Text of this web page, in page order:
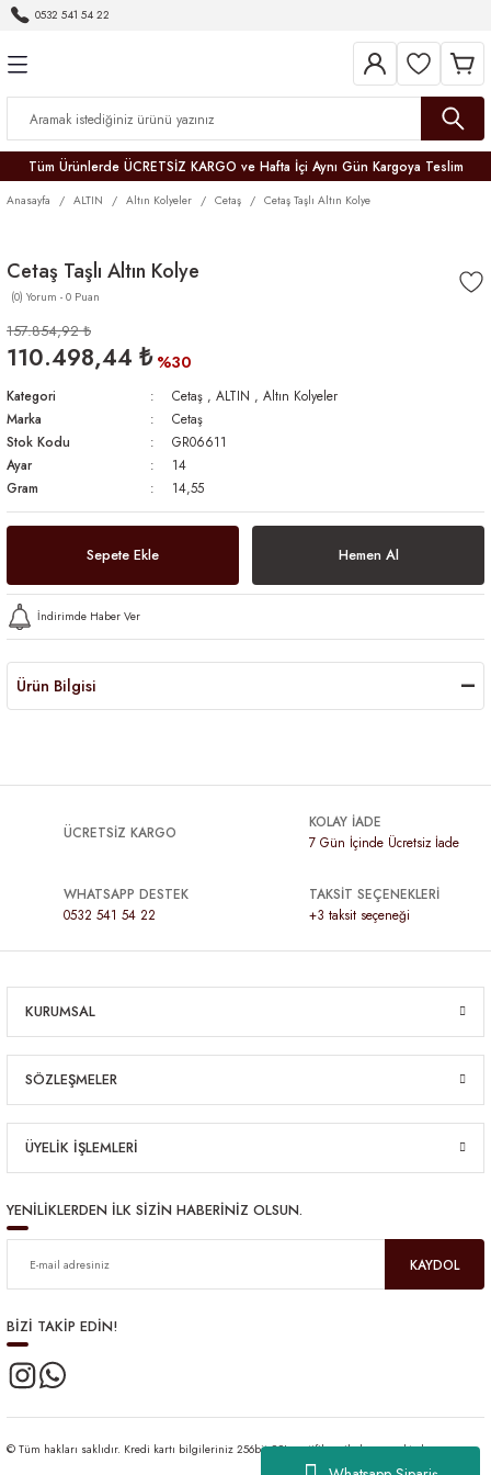
0532 541 54 22
Tüm Ürünlerde ÜCRETSİZ KARGO ve Hafta İçi Aynı Gün Kargoya Teslim
Anasayfa ALTIN Altın Kolyeler Cetaş Cetaş Taşlı Altın Kolye
Cetaş Taşlı Altın Kolye
(0) Yorum - 0 Puan
157.854,92 ₺
110.498,44 ₺ %30
Kategori Cetaş , ALTIN , Altın Kolyeler
Marka
Cetaş
Stok Kodu
GR06611
Ayar
14
Gram
14,55
Sepete Ekle Hemen Al
İndirimde Haber Ver
Ürün Bilgisi
ÜCRETSİZ KARGO
KOLAY İADE
7 Gün İçinde Ücretsiz İade
WHATSAPP DESTEK
0532 541 54 22
TAKSİT SEÇENEKLERİ
+3 taksit seçeneği
KURUMSAL
SÖZLEŞMELER
ÜYELİK İŞLEMLERİ
YENİLİKLERDEN İLK SİZİN HABERİNİZ OLSUN.
KAYDOL
BİZİ TAKİP EDİN!
© Tüm hakları saklıdır. Kredi kartı bilgileriniz 256bit SSL sertifikası ile korunmaktadır.